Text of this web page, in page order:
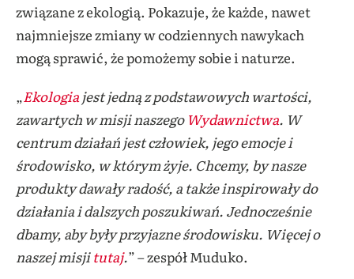
związane z ekologią. Pokazuje, że każde, nawet
najmniejsze zmiany w codziennych nawykach
mogą sprawić, że pomożemy sobie i naturze.
„Ekologia jest jedną z podstawowych wartości,
zawartych w misji naszego Wydawnictwa. W
centrum działań jest człowiek, jego emocje i
środowisko, w którym żyje. Chcemy, by nasze
produkty dawały radość, a także inspirowały do
działania i dalszych poszukiwań. Jednocześnie
dbamy, aby były przyjazne środowisku. Więcej o
naszej misjitutaj.” – zespół Muduko.